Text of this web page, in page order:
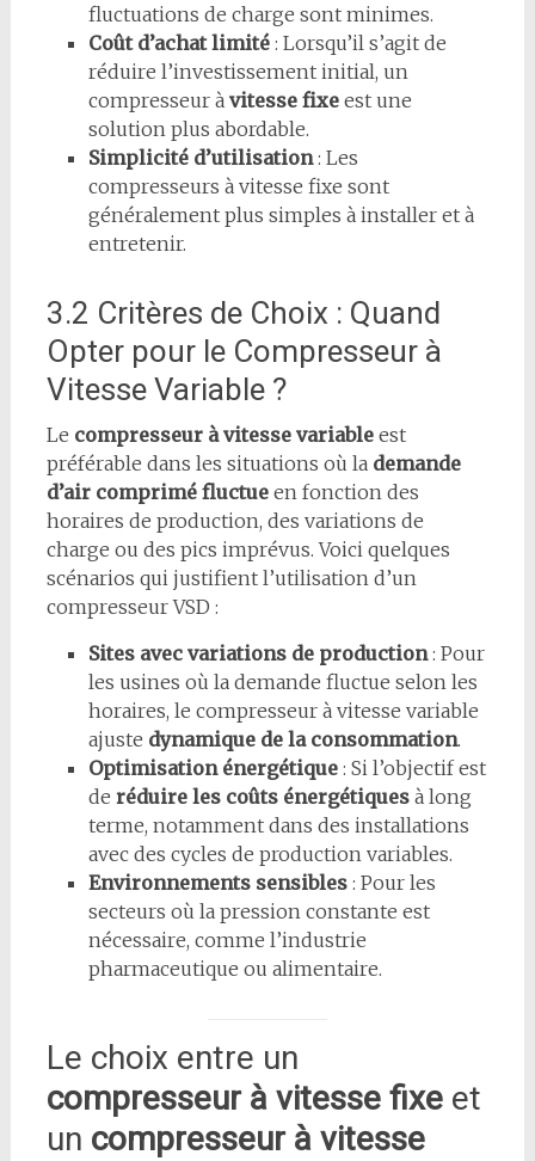
fluctuations de charge sont minimes.
Coût d’achat limité: Lorsqu’il s’agit de
réduire l’investissement initial, un
compresseur à vitesse fixeest une
solution plus abordable.
Simplicité d’utilisation: Les
compresseurs à vitesse fixe sont
généralement plus simples à installer et à
entretenir.
3.2 Critères de Choix : Quand
Opter pour le Compresseur à
Vitesse Variable ?
Le compresseur à vitesse variableest
préférable dans les situations où la demande
d’air comprimé fluctueen fonction des
horaires de production, des variations de
charge ou des pics imprévus. Voici quelques
scénarios qui justifient l’utilisation d’un
compresseur VSD :
Sites avec variations de production: Pour
les usines où la demande fluctue selon les
horaires, le compresseur à vitesse variable
ajuste dynamique de la consommation.
Optimisation énergétique: Si l’objectif est
de réduire les coûts énergétiquesà long
terme, notamment dans des installations
avec des cycles de production variables.
Environnements sensibles: Pour les
secteurs où la pression constante est
nécessaire, comme l’industrie
pharmaceutique ou alimentaire.
Le choix entre un
compresseur à vitesse fixeet
un compresseur à vitesse